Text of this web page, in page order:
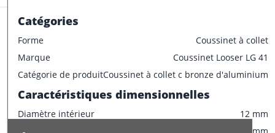
Champ de tolérance diamètre interieur
Champ de tolérance longueur
h13
Champ de tolérance largeur de la bride
0/-0.2
Tolérances de montage préconisées
Tolérance de l'arbre
Tolérance du logement
H7
Catégories
Forme
Coussinet à collet
Marque
Coussinet Looser LG 41
Catégorie de produitCoussinet à collet c bronze d'aluminium
Caractéristiques dimensionnelles
Diamètre intérieur
12 mm
Coussinet Looser LG 41
0.013 kg / pce
Spécifications